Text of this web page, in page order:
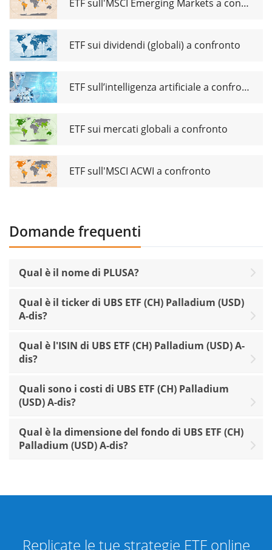
ETF sull'MSCI Emerging Markets a confronto
ETF sui dividendi (globali) a confronto
ETF sull’intelligenza artificiale a confronto
ETF sui mercati globali a confronto
ETF sull'MSCI ACWI a confronto
Domande frequenti
Qual è il nome di PLUSA?
Qual è il ticker di UBS ETF (CH) Palladium (USD)
A-dis?
Qual è l'ISIN di UBS ETF (CH) Palladium (USD) A-
dis?
Quali sono i costi di UBS ETF (CH) Palladium
(USD) A-dis?
Qual è la dimensione del fondo di UBS ETF (CH)
Palladium (USD) A-dis?
Replicate le tue strategie ETF online